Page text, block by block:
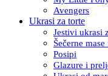
Avengers
Ukrasi za torte
Jestivi ukrasi
Šečerne
Posipi
Glazure i